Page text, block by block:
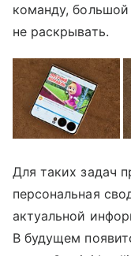
команду,
не раскрывать.
Для таких задач
персональная
актуальной
В будущем